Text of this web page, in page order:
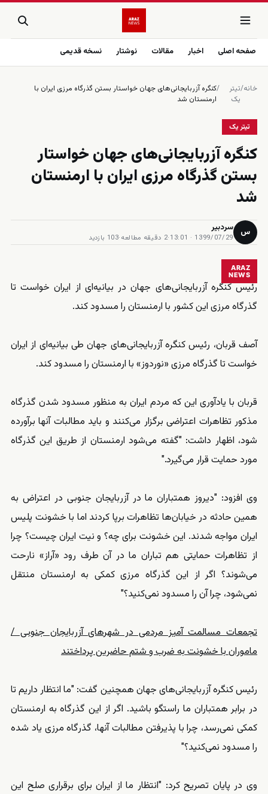
صفحه اصلی اخبار مقالات نوشتار نسخه قدیمی
خانه/تیتر
یک
/کنگره آزربایجانی‌های جهان خواستار بستن گذرگاه مرزی ایران با
ارمنستان شد
تیتر یک
کنگره آزربایجانی‌های جهان خواستار
بستن گذرگاه مرزی ایران با ارمنستان
شد
س سردبیر
1399/07/29 · 13:01
·2 دقیقه مطالعه ·103 بازدید
ARAZ
NEWS
رئیس کنگره آزربایجانی‌های جهان در بیانیه‌ای از ایران خواست تا
گذرگاه مرزی این کشور با ارمنستان را مسدود کند.
آصف قربان، رئیس کنگره آزربایجانی‌های جهان طی بیانیه‌ای از ایران
خواست تا گذرگاه مرزی «نوردوز» با ارمنستان را مسدود کند.
قربان با یادآوری این که مردم ایران به منظور مسدود شدن گذرگاه
مذکور تظاهرات اعتراضی برگزار می‌کنند و باید مطالبات آنها برآورده
شود، اظهار داشت: "گفته می‌شود ارمنستان از طریق این گذرگاه
مورد حمایت قرار می‌گیرد."
وی افزود: "دیروز همتباران ما در آزربایجان جنوبی در اعتراض به
همین حادثه در خیابان‌ها تظاهرات برپا کردند اما با خشونت پلیس
ایران مواجه شدند. این خشونت برای چه؟ و نیت ایران چیست؟ چرا
از تظاهرات حمایتی هم تباران ما در آن طرف رود «آراز» نارحت
می‌شوند؟ اگر از این گذرگاه مرزی کمکی به ارمنستان منتقل
نمی‌شود، چرا آن را مسدود نمی‌کنید؟"
تجمعات مسالمت آمیز مردمی در شهرهای آزربایجان جنوبی /
ماموران با خشونت به ضرب و شتم حاضرین پرداختند
رئیس کنگره آزربایجانی‌های جهان همچنین گفت: "ما انتظار داریم تا
در برابر همتباران ما راستگو باشید. اگر از این گذرگاه به ارمنستان
کمکی نمی‌رسد، چرا با پذیرفتن مطالبات آنها، گذرگاه مرزی یاد شده
را مسدود نمی‌کنید؟"
وی در پایان تصریح کرد: "انتظار ما از ایران برای برقراری صلح این